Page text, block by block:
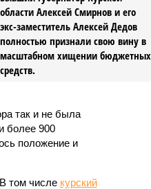
области Алексей Смирнов и его
экс-заместитель Алексей Дедов
полностью признали свою вину в
масштабном хищении бюджетных
средств.
так и не была
более 900
положение и
том числе курский